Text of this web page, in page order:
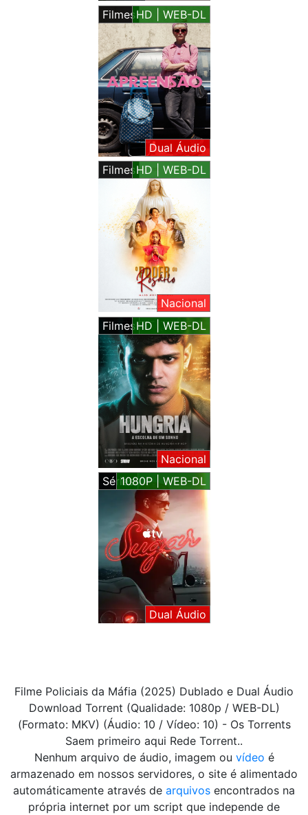
FilmesHD | WEB-DL
Dual Áudio
FilmesHD | WEB-DL
Nacional
FilmesHD | WEB-DL
Nacional
Séries1080P | WEB-DL
Dual Áudio
Filme Policiais da Máfia (2025) Dublado e Dual Áudio
Download Torrent (Qualidade: 1080p / WEB-DL)
(Formato: MKV) (Áudio: 10 / Vídeo: 10) - Os Torrents
Saem primeiro aqui Rede Torrent..
Nenhum arquivo de áudio, imagem ou vídeo é
armazenado em nossos servidores, o site é alimentado
automáticamente através de arquivos encontrados na
própria internet por um script que independe de